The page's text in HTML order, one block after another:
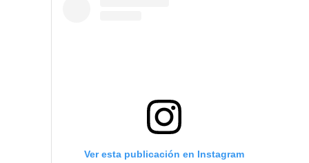
Ver esta publicación en Instagram